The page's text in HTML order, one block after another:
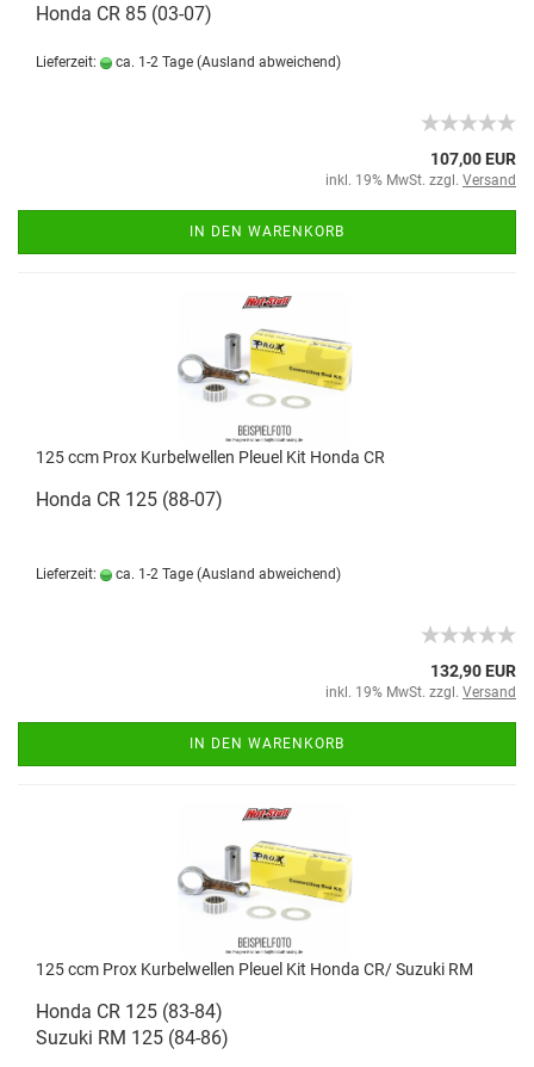
Honda CR 85 (03-07)
Lieferzeit: ca. 1-2 Tage (Ausland abweichend)
107,00 EUR
inkl. 19% MwSt. zzgl. Versand
IN DEN WARENKORB
125 ccm Prox Kurbelwellen Pleuel Kit Honda CR
Honda CR 125 (88-07)
Lieferzeit: ca. 1-2 Tage (Ausland abweichend)
132,90 EUR
inkl. 19% MwSt. zzgl. Versand
IN DEN WARENKORB
125 ccm Prox Kurbelwellen Pleuel Kit Honda CR/ Suzuki RM
Honda CR 125 (83-84)
Suzuki RM 125 (84-86)